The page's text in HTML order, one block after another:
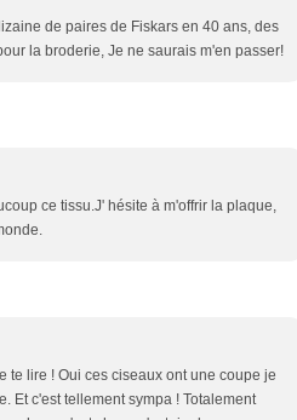
de paires de Fiskars en 40 ans, des
la broderie, Je ne saurais m'en passer!
ce tissu.J' hésite à m'offrir la plaque,
te lire ! Oui ces ciseaux ont une coupe je
Et c'est tellement sympa ! Totalement